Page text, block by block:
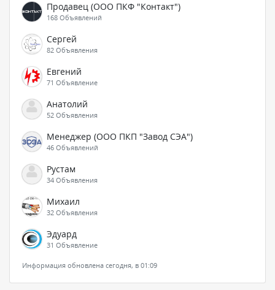
Продавец (ООО ПКФ "Контакт")
168 Объявлений
Сергей
82 Объявления
Евгений
71 Объявление
Анатолий
52 Объявления
Менеджер (ООО ПКП "Завод СЭА")
46 Объявлений
Рустам
34 Объявления
Михаил
32 Объявления
Эдуард
31 Объявление
Информация обновлена сегодня, в 01:09